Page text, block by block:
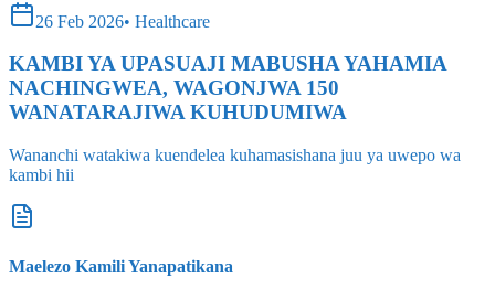
26 Feb 2026
Healthcare
KAMBI YA UPASUAJI MABUSHA YAHAMIA
NACHINGWEA, WAGONJWA 150
WANATARAJIWA KUHUDUMIWA
Wananchi watakiwa kuendelea kuhamasishana juu ya uwepo wa
kambi hii
Maelezo Kamili Yanapatikana